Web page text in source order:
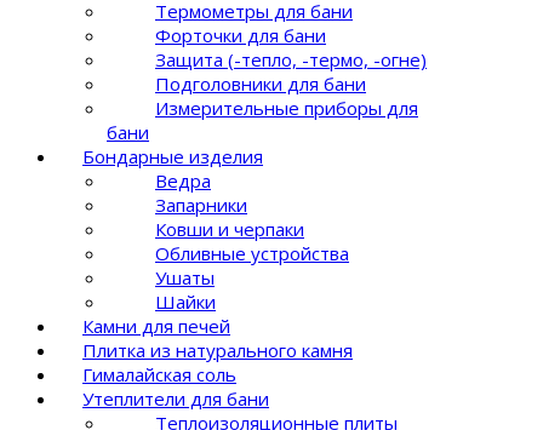
Термометры для бани
Форточки для бани
Защита (-тепло, -термо, -огне)
Подголовники для бани
Измерительные приборы для
бани
Бондарные изделия
Ведра
Запарники
Ковши и черпаки
Обливные устройства
Ушаты
Шайки
Камни для печей
Плитка из натурального камня
Гималайская соль
Утеплители для бани
Теплоизоляционные плиты